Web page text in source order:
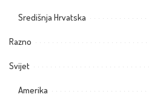
Središnja Hrvatska
Razno
Svijet
Amerika